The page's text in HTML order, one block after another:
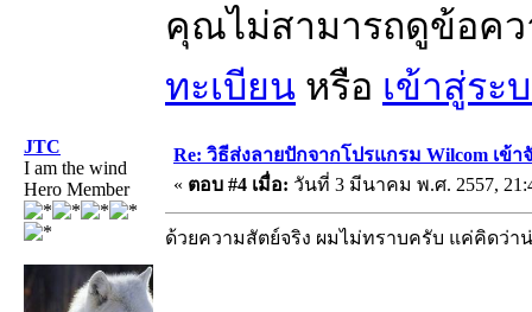
คุณไม่สามารถดูข้อค
ทะเบียน หรือ เข้าสู่ระ
JTC
I am the wind
Hero Member
Re: วิธีส่งลายปักจากโปรแกรม Wilcom เข้า
« ตอบ #4 เมื่อ: วันที่ 3 มีนาคม พ.ศ. 2557,
ด้วยความสัตย์จริง ผมไม่ทราบครับ แค่คิดว่า